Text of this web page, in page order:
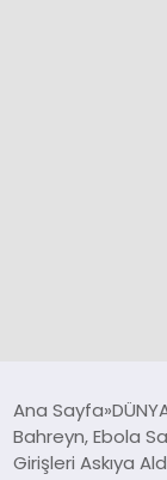
SPOR
Ana Sayfa
Bahreyn, Ebola
Girişleri Askıya